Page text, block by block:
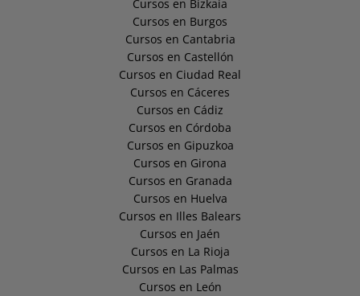
Cursos en Bizkaia
Cursos en Burgos
Cursos en Cantabria
Cursos en Castellón
Cursos en Ciudad Real
Cursos en Cáceres
Cursos en Cádiz
Cursos en Córdoba
Cursos en Gipuzkoa
Cursos en Girona
Cursos en Granada
Cursos en Huelva
Cursos en Illes Balears
Cursos en Jaén
Cursos en La Rioja
Cursos en Las Palmas
Cursos en León